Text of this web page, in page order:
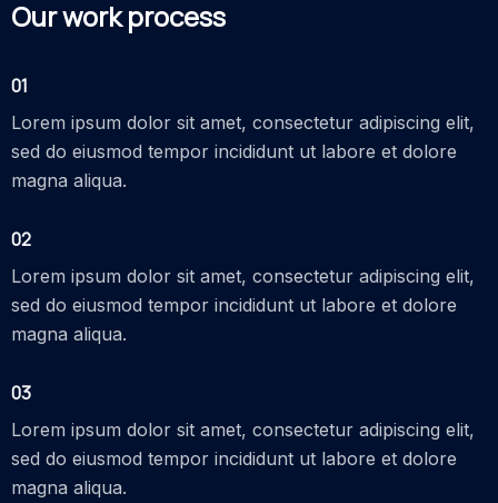
Our work process
01
Lorem ipsum dolor sit amet, consectetur adipiscing elit,
sed do eiusmod tempor incididunt ut labore et dolore
magna aliqua.
02
Lorem ipsum dolor sit amet, consectetur adipiscing elit,
sed do eiusmod tempor incididunt ut labore et dolore
magna aliqua.
03
Lorem ipsum dolor sit amet, consectetur adipiscing elit,
sed do eiusmod tempor incididunt ut labore et dolore
magna aliqua.